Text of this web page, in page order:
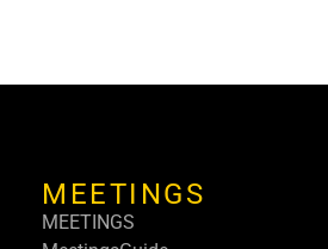
MEETINGS
MEETINGS